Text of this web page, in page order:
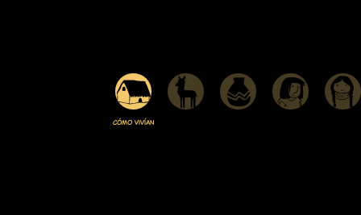
Cómo vivían